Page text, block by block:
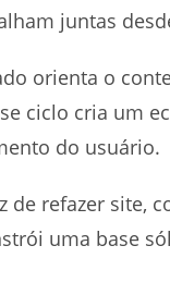
juntas
orienta o
ciclo cria um
do usuário.
refazer site,
uma base